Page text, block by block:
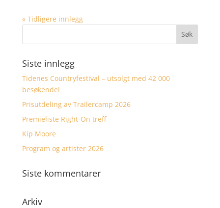
« Tidligere innlegg
Siste innlegg
Tidenes Countryfestival – utsolgt med 42 000
besøkende!
Prisutdeling av Trailercamp 2026
Premieliste Right-On treff
Kip Moore
Program og artister 2026
Siste kommentarer
Arkiv